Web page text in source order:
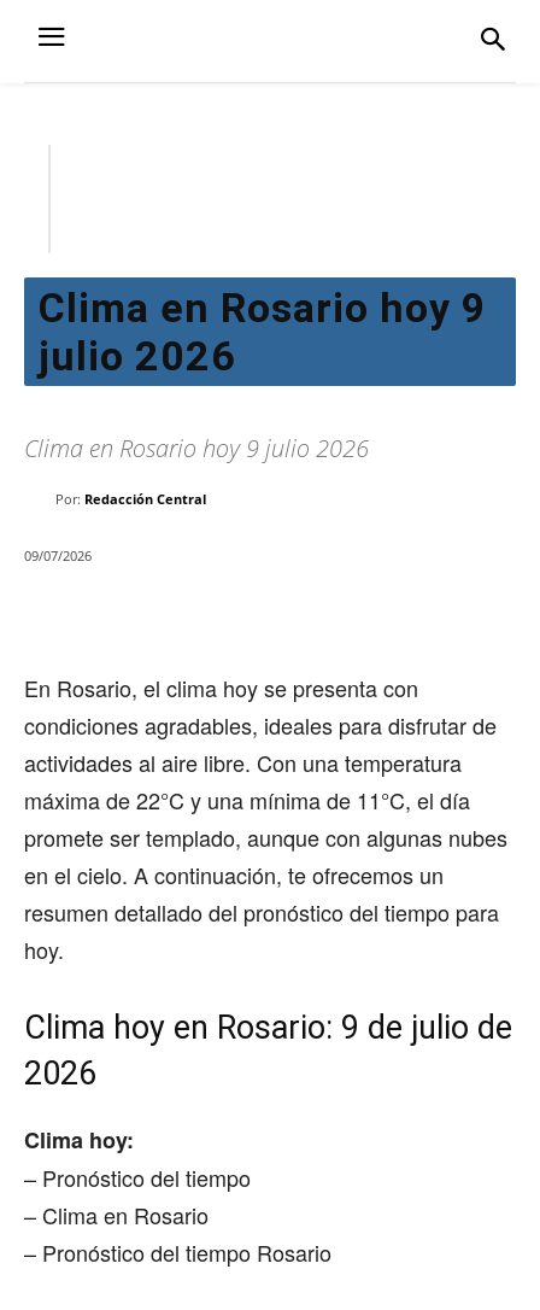
Clima en Rosario hoy 9
julio 2026
Clima en Rosario hoy 9 julio 2026
Por: Redacción Central
09/07/2026
En Rosario, el clima hoy se presenta con
condiciones agradables, ideales para disfrutar de
actividades al aire libre. Con una temperatura
máxima de 22°C y una mínima de 11°C, el día
promete ser templado, aunque con algunas nubes
en el cielo. A continuación, te ofrecemos un
resumen detallado del pronóstico del tiempo para
hoy.
Clima hoy en Rosario: 9 de julio de
2026
Clima hoy:
– Pronóstico del tiempo
– Clima en Rosario
– Pronóstico del tiempo Rosario